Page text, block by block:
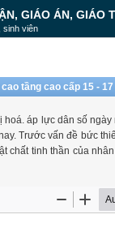
GIÁO ÁN, GIÁO
sinh viên
tầng cao cấp 15 -
áp lực dân số
Trước vấn đề bức
tinh thần của